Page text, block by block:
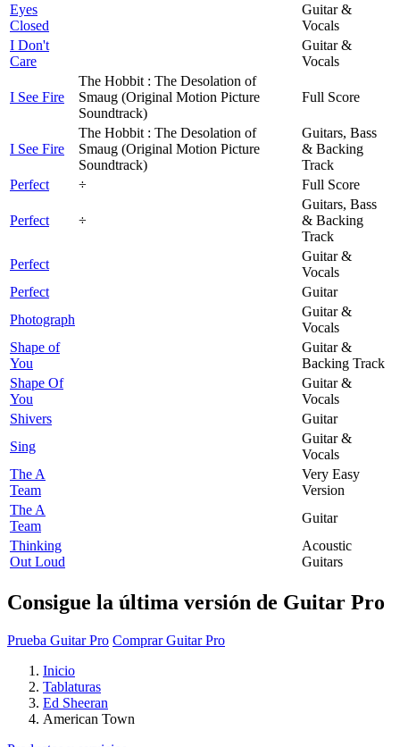
Eyes
Closed
Guitar &
Vocals
I Don't
Care
Guitar &
Vocals
I See Fire
The Hobbit : The Desolation of
Smaug (Original Motion Picture
Soundtrack)
Full Score
I See Fire
The Hobbit : The Desolation of
Smaug (Original Motion Picture
Soundtrack)
Guitars, Bass
& Backing
Track
Perfect
÷ Full Score
Perfect ÷
Guitars, Bass
& Backing
Track
Perfect
Guitar &
Vocals
Perfect
Guitar
Photograph
Guitar &
Vocals
Shape of
You
Guitar &
Backing Track
Shape Of
You
Guitar &
Vocals
Shivers
Guitar
Sing
Guitar &
Vocals
The A
Team
Very Easy
Version
The A
Team
Guitar
Thinking
Out Loud
Acoustic
Guitars
Consigue la última versión de Guitar Pro
Prueba Guitar Pro Comprar Guitar Pro
Inicio
Tablaturas
Ed Sheeran
American Town